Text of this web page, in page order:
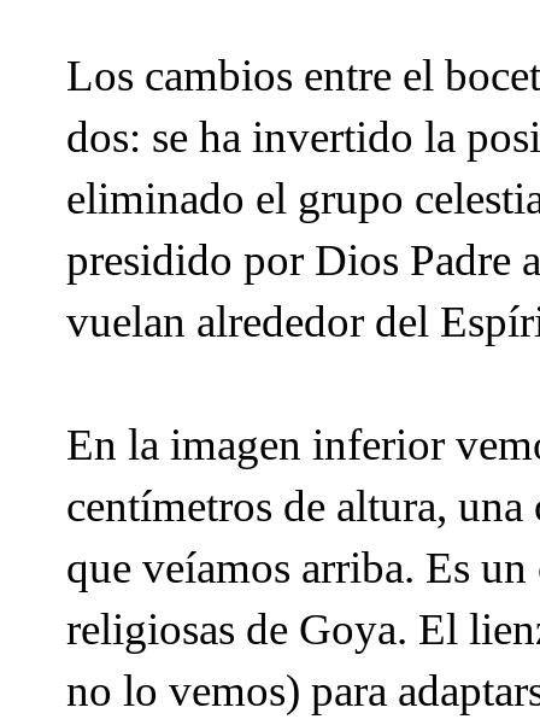
Los cambios entre el
dos: se ha invertido la
eliminado el grupo
presidido por Dios Padre
vuelan alrededor del
En la imagen inferior
centímetros de altura,
que veíamos arriba. Es
religiosas de Goya. El
no lo vemos) para